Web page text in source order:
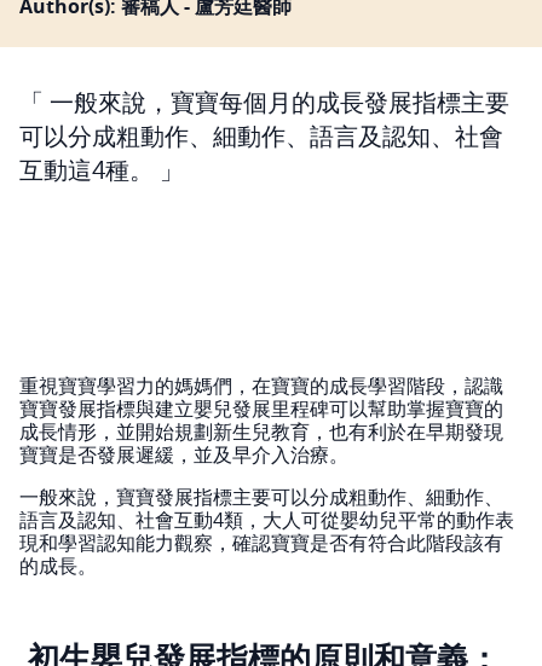
Author(s): 審稿人 - 盧芳廷醫師
一般來說，寶寶每個月的成長發展指標主要
可以分成粗動作、細動作、語言及認知、社會
互動這4種。
重視寶寶學習力的媽媽們，在寶寶的成長學習階段，認識
寶寶發展指標與建立嬰兒發展里程碑可以幫助掌握寶寶的
成長情形，並開始規劃新生兒教育，也有利於在早期發現
寶寶是否發展遲緩，並及早介入治療。
一般來說，寶寶發展指標主要可以分成粗動作、細動作、
語言及認知、社會互動4類，大人可從嬰幼兒平常的動作表
現和學習認知能力觀察，確認寶寶是否有符合此階段該有
的成長。